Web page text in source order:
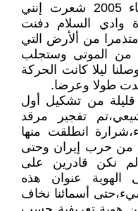
رحلت أمي عن هذه الحياة شتاء 2005 شعرت إنني
السلام دفنت
من ألأرض التي
من الموتى وستجلب
ليلا كانت الحركة
طولا وعرضا.
قليلة من تشكيل أول
تفجير مرقد
انطلقت منها
من حرب إيران وحتى
نكن قادرين على
الهوية عنوان هذه
أسمائنا نخاف